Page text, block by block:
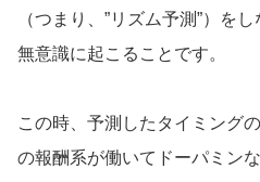
（つまり、”リズム予測”）を
無意識に起こることです。
この時、予測したタイミング
の報酬系が働いてドーパミン